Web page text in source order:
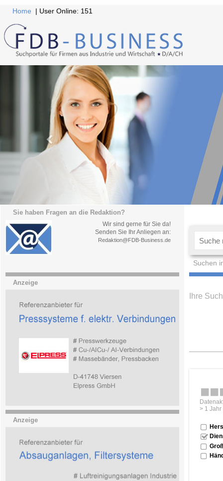
Home | User Online: 151
Sie haben Fragen an die Redaktion?
Wir sind gerne für Sie da!
Senden Sie Ihr Anliegen an:
Redaktion@FDB-Business.de
Suchen
Anzeige
Anzeige
Ihre
> 1 Jahr